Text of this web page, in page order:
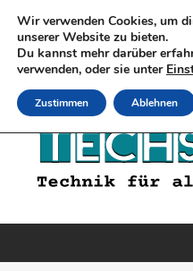
Wir verwenden Cookies, um
unserer Website zu bieten.
Du kannst mehr darüber
verwenden, oder sie unter
Zustimmen Ablehnen